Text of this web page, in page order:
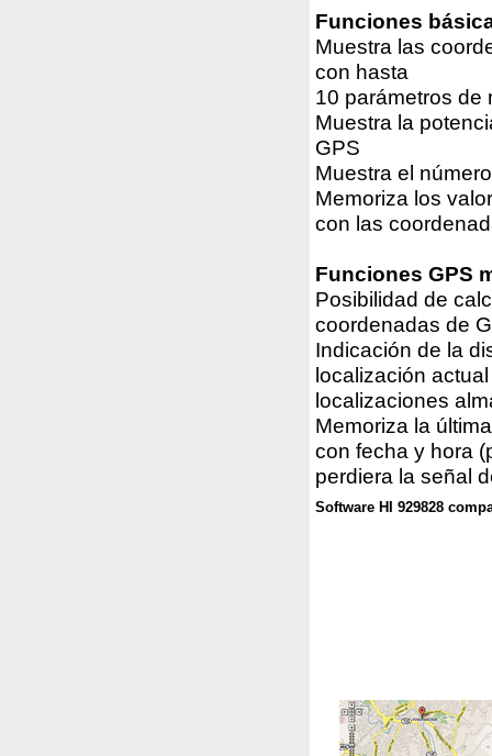
Funciones
Muestra las
con hasta
10 parámetros de
Muestra la
GPS
Muestra el
Memoriza los
con las
Funciones GPS
Posibilidad de
coordenadas de
Indicación de la
localización
localizaciones
Memoriza la
con fecha y hora
perdiera la señal
Software HI 929828